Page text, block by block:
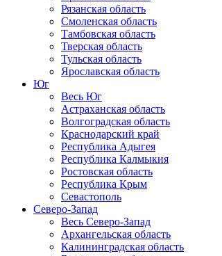
Рязанская область
Смоленская область
Тамбовская область
Тверская область
Тульская область
Ярославская область
Юг
Весь Юг
Астраханская область
Волгоградская область
Краснодарский край
Республика Адыгея
Республика Калмыкия
Ростовская область
Республика Крым
Севастополь
Северо-Запад
Весь Северо-Запад
Архангельская область
Калининградская область